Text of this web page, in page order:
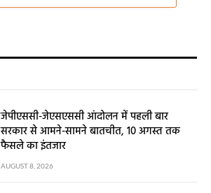
जेपीएससी-जेएसएससी आंदोलन में पहली बार
सरकार से आमने-सामने बातचीत, 10 अगस्त तक
फैसले का इंतजार
AUGUST 8, 2026